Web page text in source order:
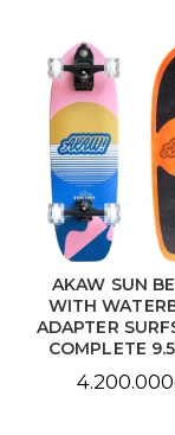
AKAW SUN
WITH
ADAPTER
COMPLETE